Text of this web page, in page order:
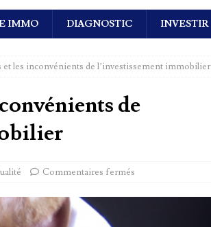
IMMO DIAGNOSTIC INVESTIR
et les inconvénients de l’investissement immobilier
de
Commentaires fermés